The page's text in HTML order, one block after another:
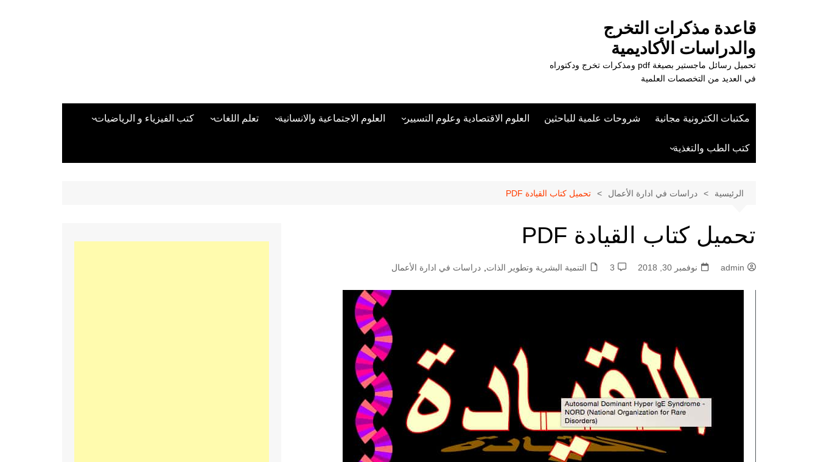
قاعدة مذكرات التخرج
والدراسات الأكاديمية
تحميل رسائل ماجستير بصيغة pdf ومذكرات تخرج ودكتوراه
في العديد من التخصصات العلمية
مكتبات الكترونية مجانية شروحات علمية للباحثين العلوم الاقتصادية وعلوم التسيير
علوم الادارة والموارد البشرية
العلوم الاجتماعية والانسانية
الفكر والفلسفة
الإعلام والاتصال
التنمية البشرية وتطوير الذات
دراسات في التاريخ
دراسات قانونية
علوم الفقه والحديث
تعلم اللغات
تعلم اللغة التركية
كتب الفيزياء و الرياضيات
كتب لغات البرمجة
كتب الطب والتغذية
الرئيسية دراسات في ادارة الأعمال تحميل كتاب القيادة PDF
تحميل كتاب القيادة PDF
admin نوفمبر 30, 2018 3 التنمية البشرية وتطوير الذات دراسات في ادارة الأعمال